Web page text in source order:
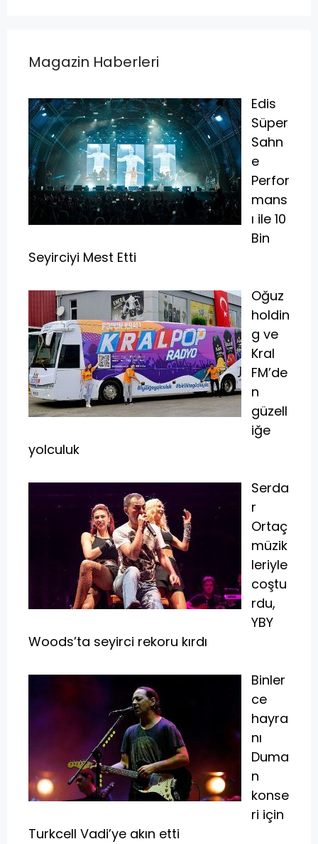
Magazin Haberleri
Edis
Süper
Sahn
e
Perfor
mans
ı ile 10
Bin
Seyirciyi Mest Etti
Oğuz
holdin
g ve
Kral
FM’de
n
güzell
iğe
yolculuk
Serda
r
Ortaç
müzik
leriyle
coştu
rdu,
YBY
Woods’ta seyirci rekoru kırdı
Binler
ce
hayra
nı
Duma
n
konse
ri için
Turkcell Vadi’ye akın etti